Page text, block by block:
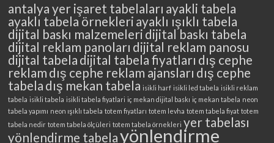
antalya yer işaret tabelaları ayakli tabela
ayaklı tabela örnekleri ayaklı ışıklı tabela
dijital baskı malzemeleridijital baskı tabela
dijital reklam panoları dijital reklam panosu
dijital tabela dijital tabela fiyatları dış cephe
reklam dış cephe reklam ajansları dış cephe
tabela dış mekan tabela isikli harf isikli led tabela isikli reklam
tabela isikli tabela isikli tabela fiyatlari iç mekan dijital baskı iç mekan tabela neon
tabela yapımı neon ışıklı tabela totem fiyatları totem levha totem tabela fiyat totem
tabela nedir totem tabela ölçüleri totem tabela örnekleri yer tabelası
yönlendirme tabelayönlendirme